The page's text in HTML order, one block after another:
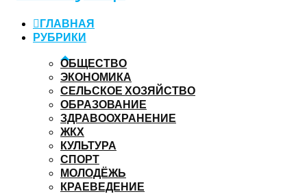
ГЛАВНАЯ
РУБРИКИ
ОБЩЕСТВО
ЭКОНОМИКА
СЕЛЬСКОЕ ХОЗЯЙСТВО
ОБРАЗОВАНИЕ
ЗДРАВООХРАНЕНИЕ
ЖКХ
КУЛЬТУРА
СПОРТ
МОЛОДЁЖЬ
КРАЕВЕДЕНИЕ